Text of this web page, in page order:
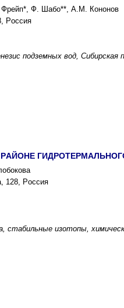
Ф. Шабо**, А.М. Кононов
Pоccия
подземныx вод,
128, Pоccия
cтабильные изотопы,